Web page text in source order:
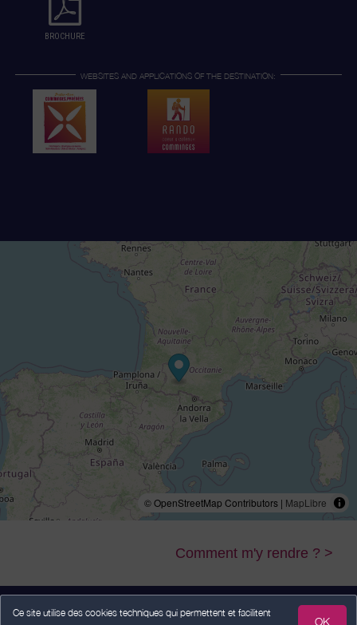
Ce site utilise des cookies techniques qui permettent et facilitent
OK
BROCHURE
WEBSITES AND APPLICATIONS OF THE DESTINATION:
© OpenStreetMap Contributors | MapLibre
Comment m'y rendre ? >